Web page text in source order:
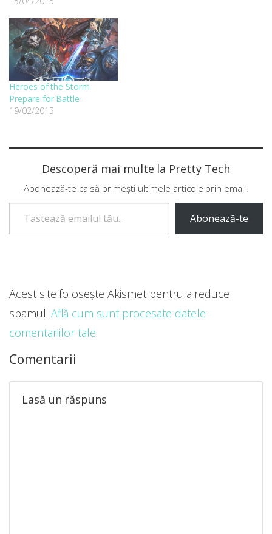
Heroes of the Storm
Prepare for Battle
19/02/2015
Descoperă mai multe la Pretty Tech
Abonează-te ca să primești ultimele articole prin email.
Tastează emailul tău...
Abonează-te
Comentarii
Lasă un răspuns
Acest site folosește Akismet pentru a reduce
spamul. Află cum sunt procesate datele
comentariilor tale.